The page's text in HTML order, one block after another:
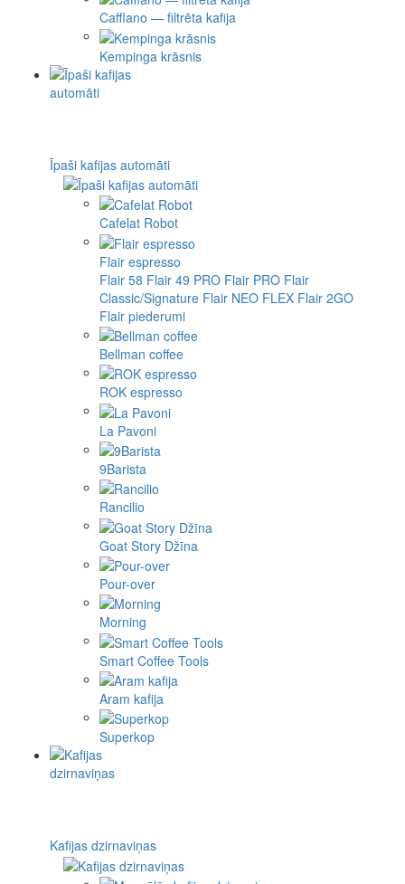
Cafflano — filtrēta kafija
Kempinga krāsnis
Īpaši kafijas automāti
Cafelat Robot
Flair espresso
Flair 58 Flair 49 PRO Flair PRO Flair
Classic/Signature Flair NEO FLEX Flair 2GO
Flair piederumi
Bellman coffee
ROK espresso
La Pavoni
9Barista
Rancilio
Goat Story Džīna
Pour-over
Morning
Smart Coffee Tools
Aram kafija
Superkop
Kafijas dzirnaviņas